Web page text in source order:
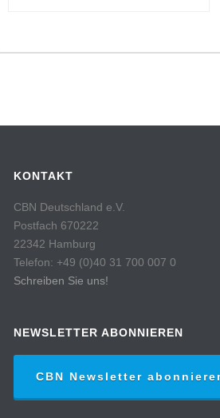
KONTAKT
CBN Deutschland e.V.
Postfach 670222
22342 Hamburg
Telefon: +49 (0)40 31 700 007 0
Schreiben Sie uns!
NEWSLETTER ABONNIEREN
CBN Newsletter